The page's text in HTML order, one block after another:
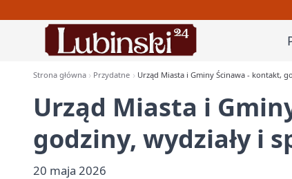
Strona główna Przydatne Urząd Miasta i Gminy Ścinawa - kontakt,
Urząd Miasta i
godziny, wydziały i
20 maja 2026